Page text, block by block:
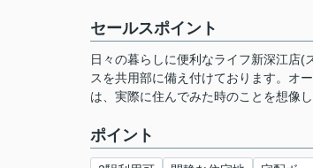
セールスポイント
日々の暮らしに便利なライフ新深江店
スを共用部に備え付けております。オ
は、実際に住んでみた時のことを想像
ポイント